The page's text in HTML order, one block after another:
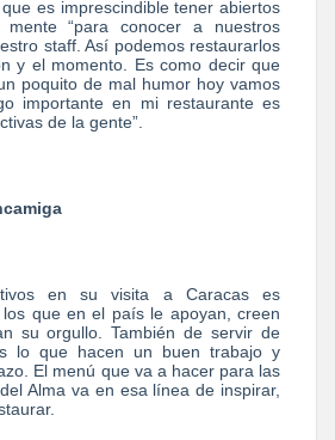
es imprescindible tener abiertos
“para conocer a nuestros
staff. Así podemos restaurarlos
y el momento. Es como decir que
poquito de mal humor hoy vamos
importante en mi restaurante es
de la gente”.
en su visita a Caracas es
que en el país le apoyan, creen
su orgullo. También de servir de
lo que hacen un buen trabajo y
El menú que va a hacer para las
Alma va en esa línea de inspirar,